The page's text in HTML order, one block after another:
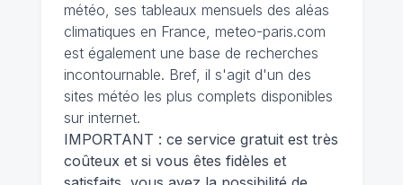
météo, ses tableaux mensuels des aléas
climatiques en France, meteo-paris.com
est également une base de recherches
incontournable. Bref, il s'agit d'un des
sites météo les plus complets disponibles
sur internet.
IMPORTANT : ce service gratuit est très
coûteux et si vous êtes fidèles et